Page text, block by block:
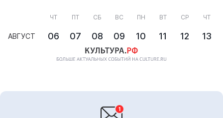
АВГУСТ
ЧТ
06
ПТ
07
СБ
08
ВС
09
ПН
10
ВТ
11
СР
12
ЧТ
13